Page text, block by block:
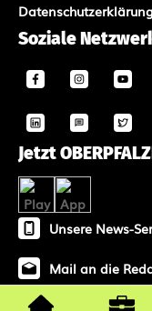
Datenschutzerklärung
Soziale
Jetzt
Unsere News-
Mail an die